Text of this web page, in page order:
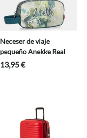
Neceser de viaje
pequeño Anekke Real
13,95€